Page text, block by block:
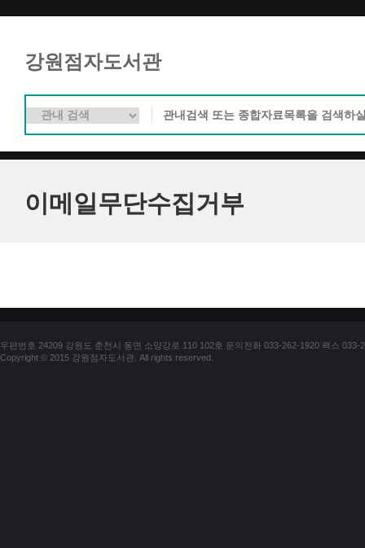
강원점자도서관
이메일무단수집거부
우편번호 24209 강원도 춘천시 동면 소양강로 110 102호 문의전화 033-262-1920 팩스 033-
Copyright © 2015 강원점자도서관. All rights reserved.